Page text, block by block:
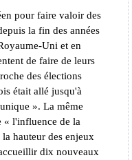
pour faire valoir des
la fin des années
Uni et en
de faire de leurs
des élections
était allé jusqu'à
». La même
« l'influence de la
hauteur des enjeux
dix nouveaux